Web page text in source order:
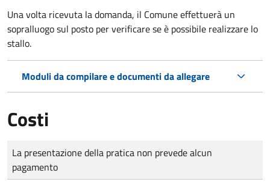
Una volta ricevuta la domanda, il Comune effettuerà un
sopralluogo sul posto per verificare se è possibile realizzare lo
stallo.
Moduli da compilare e documenti da allegare
Costi
Tipo di pagamento
Importo
La presentazione della pratica non prevede alcun
pagamento